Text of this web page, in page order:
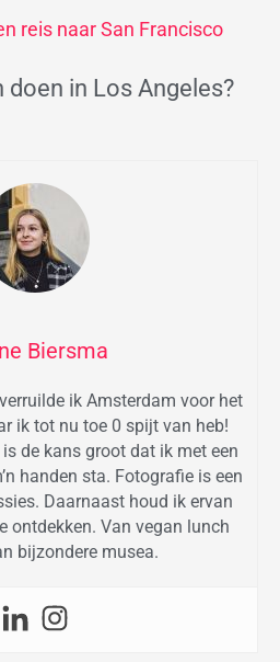
reis naar San Francisco
doen in Los Angeles?
Biersma
ik Amsterdam voor het
ik tot nu toe 0 spijt van heb!
de kans groot dat ik met een
handen sta. Fotografie is een
Daarnaast houd ik ervan
ontdekken. Van vegan lunch
bijzondere musea.